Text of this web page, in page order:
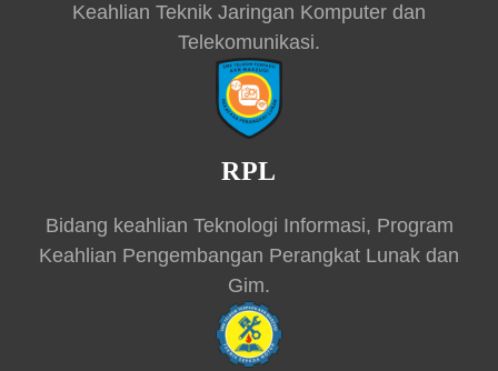
Keahlian Teknik Jaringan Komputer dan
Telekomunikasi.
RPL
Bidang keahlian Teknologi Informasi, Program
Keahlian Pengembangan Perangkat Lunak dan
Gim.